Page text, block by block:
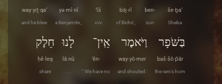
še·ḇa‘
Sheba
ben-
son
biḵ·rî
of Bichri ,
’îš
vvv
yə·mî·nî
a Benjamite ,
way·yiṯ·qa‘
and he blew
בַּשֹּׁפָר
baš·šō·p̄ār
the ram’s horn
וַיֹּאמֶר
way·yō·mer
and shouted :
אֵֽין־
’ên-
“ We have no
לָנוּ
lā·nū
. . .
חֵלֶק
ḥê·leq
share